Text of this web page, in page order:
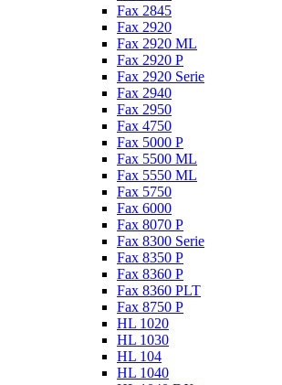
Fax 2845
Fax 2920
Fax 2920 ML
Fax 2920 P
Fax 2920 Serie
Fax 2940
Fax 2950
Fax 4750
Fax 5000 P
Fax 5500 ML
Fax 5550 ML
Fax 5750
Fax 6000
Fax 8070 P
Fax 8300 Serie
Fax 8350 P
Fax 8360 P
Fax 8360 PLT
Fax 8750 P
HL 1020
HL 1030
HL 104
HL 1040